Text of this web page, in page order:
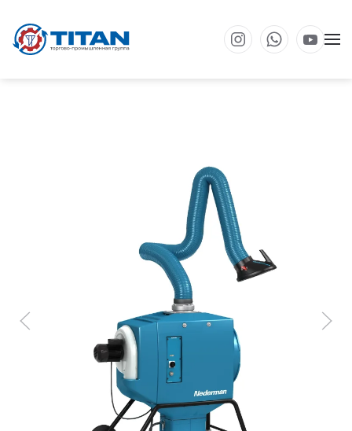
Перейти к основному содержанию